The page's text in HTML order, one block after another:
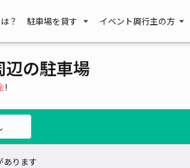
？ 駐車場を貸す イベント興行主の方
の駐車場
!
あります